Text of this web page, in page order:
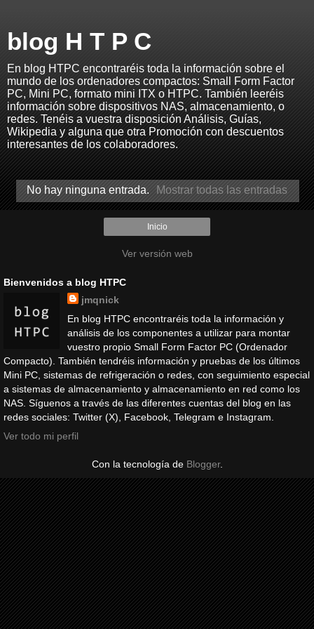
blog H T P C
En blog HTPC encontraréis toda la información sobre el
mundo de los ordenadores compactos: Small Form Factor
PC, Mini PC, formato mini ITX o HTPC. También leeréis
información sobre dispositivos NAS, almacenamiento, o
redes. Tenéis a vuestra disposición Análisis, Guías,
Wikipedia y alguna que otra Promoción con descuentos
interesantes de los colaboradores.
No hay ninguna entrada. Mostrar todas las entradas
Inicio
Ver versión web
Bienvenidos a blog HTPC
jmqnick
En blog HTPC encontraréis toda la información y
análisis de los componentes a utilizar para montar
vuestro propio Small Form Factor PC (Ordenador
Compacto). También tendréis información y pruebas de los últimos
Mini PC, sistemas de refrigeración o redes, con seguimiento especial
a sistemas de almacenamiento y almacenamiento en red como los
NAS. Síguenos a través de las diferentes cuentas del blog en las
redes sociales: Twitter (X), Facebook, Telegram e Instagram.
Ver todo mi perfil
Con la tecnología de Blogger.